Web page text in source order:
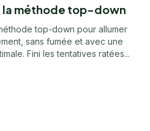
la méthode top-down
top-down pour allumer
sans fumée et avec une
Fini les tentatives ratées...